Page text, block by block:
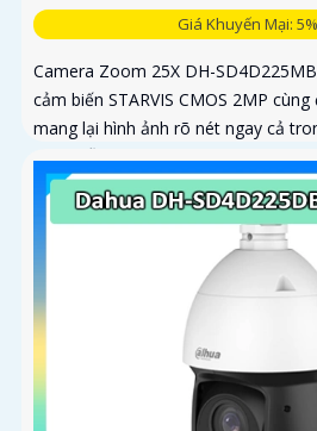
Giá Khuyến Mại:
Camera Zoom 25X DH-
cảm biến STARVIS CMOS 2MP
mang lại hình ảnh rõ nét ngay cả
sáng Hỗ trợ zoom quang học 25X
thông minh với tầm xa hồng ngoại
Tính năng quay quét linh hoạt cùng
giúp quan sát ổn định ngoài trời